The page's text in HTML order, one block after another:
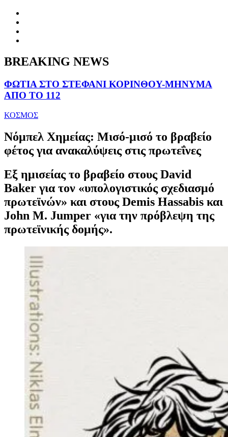
BREAKING NEWS
ΦΩΤΙΑ ΣΤΟ ΣΤΕΦΑΝΙ ΚΟΡΙΝΘΟΥ-ΜΗΝΥΜΑ
ΑΠΟ ΤΟ 112
ΚΟΣΜΟΣ
Νόμπελ Χημείας: Μισό-μισό το βραβείο
φέτος για ανακαλύψεις στις πρωτεΐνες
Εξ ημισείας το βραβείο στους David
Baker για τον «υπολογιστικός σχεδιασμό
πρωτεϊνών» και στους Demis Hassabis και
John M. Jumper «για την πρόβλεψη της
πρωτεϊνικής δομής».